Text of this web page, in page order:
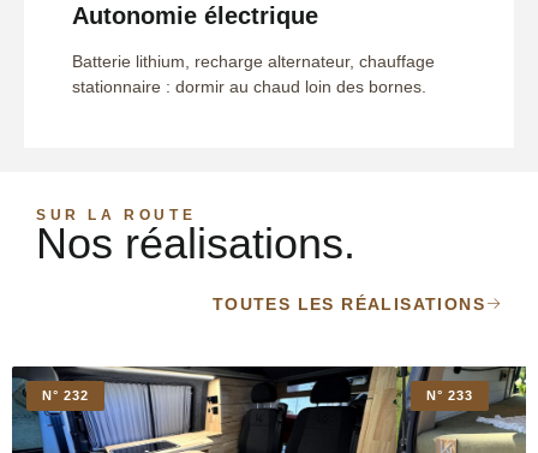
Autonomie électrique
Batterie lithium, recharge alternateur, chauffage
stationnaire : dormir au chaud loin des bornes.
SUR LA ROUTE
Nos réalisations.
TOUTES LES RÉALISATIONS
N° 232 N° 233